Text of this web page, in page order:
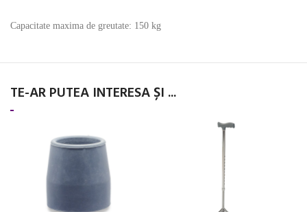
Capacitate maxima de greutate: 150 kg
TE-AR PUTEA INTERESA ȘI ...